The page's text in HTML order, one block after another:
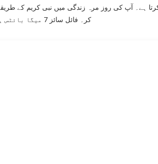
ہے۔ آپ کی روز مرہ زندگی میں نبی کریم کے
کر۔ فائل سائز 7 میگا بائٹس ہے اور یہ پی ڈی ایف فارمیٹ میں دستیاب ہے۔